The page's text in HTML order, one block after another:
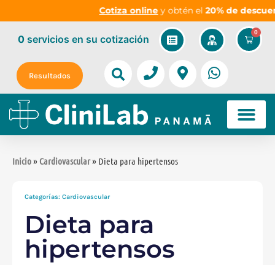
Cotiza onliney obtén el20% de descuento
0
0servicios en su cotización
Resultados
Inicio» Cardiovascular» Dieta para hipertensos
Categorías: Cardiovascular
Dieta para
hipertensos